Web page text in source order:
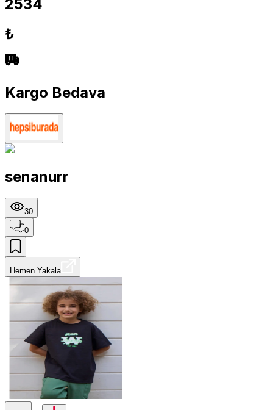
2534
₺
Kargo Bedava
senanurr
30
0
Hemen Yakala